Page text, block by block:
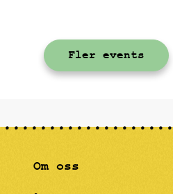
teckning,
här
akryl,
Fler events
Om oss